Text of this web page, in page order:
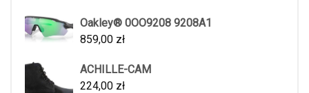
Oakley® 0OO9208 9208A1
859,00 zł
ACHILLE-CAM
224,00 zł